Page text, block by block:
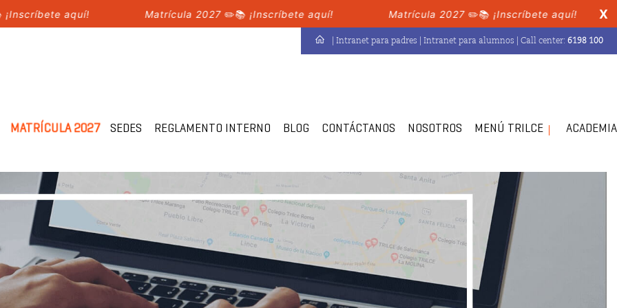
aquí! Matrícula 2027 ✏️📚 ¡Inscríbete aquí! Matrícula 2027 ✏️📚 ¡Inscríbete aquí! X
Intranet para padres Intranet para alumnos | Call center: 6198 100
MATRÍCULA 2027 SEDES REGLAMENTO INTERNO BLOG CONTÁCTANOS NOSOTROS MENÚ TRILCE ACADEMIA